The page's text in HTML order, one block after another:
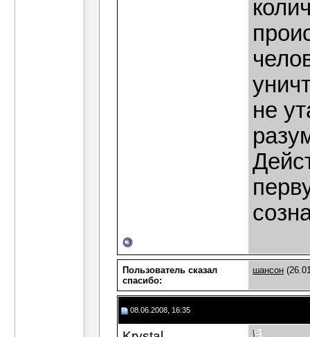
не
Пользователь сказал
cпасибо:
шансон
08.06.2008, 16:35